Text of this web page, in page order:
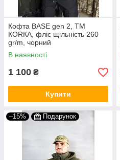
Кофта BASE gen 2, ТМ
КОRКА, фліс щільність 260
gr/m, чорний
В наявності
1 100 ₴
Купити
–15% Подарунок